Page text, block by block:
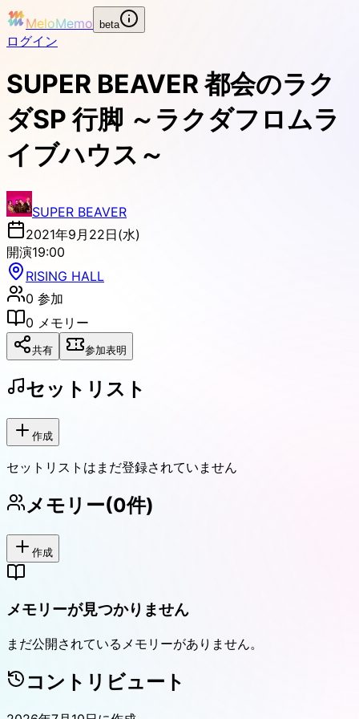
MeloMemo beta
ログイン
SUPER BEAVER 都会のラク
ダSP 行脚 ～ラクダフロムラ
イブハウス～
SUPER BEAVER
2021年9月22日(水)
開演19:00
RISING HALL
0 参加
0 メモリー
共有 参加表明
セットリスト
作成
セットリストはまだ登録されていません
メモリー(0件)
作成
メモリーが見つかりません
まだ公開されているメモリーがありません。
コントリビュート